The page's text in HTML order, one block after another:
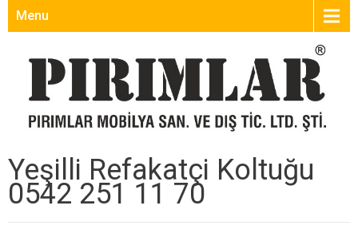
Menu
Yeşilli Refakatçi Koltuğu
0542 251 11 70